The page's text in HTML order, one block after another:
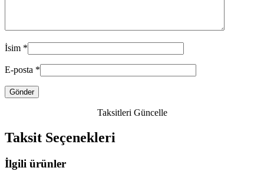
İsim *
E-posta *
Taksitleri Güncelle
Taksit Seçenekleri
İlgili ürünler